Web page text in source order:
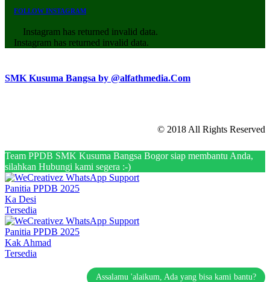
FOLLOW INSTAGRAM
Instagram has returned invalid data.
Instagram has returned invalid data.
SMK Kusuma Bangsa by @alfathmedia.Com
© 2018 All Rights Reserved
Team PPDB SMK Kusuma Bangsa Bogor siap membantu Anda,
silahkan Hubungi kami segera :-)
Panitia PPDB 2025
Ka Desi
Tersedia
Panitia PPDB 2025
Kak Ahmad
Tersedia
Assalamu 'alaikum, Ada yang bisa kami bantu?